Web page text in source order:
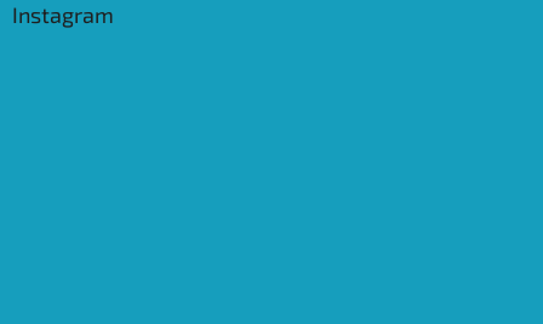
Instagram